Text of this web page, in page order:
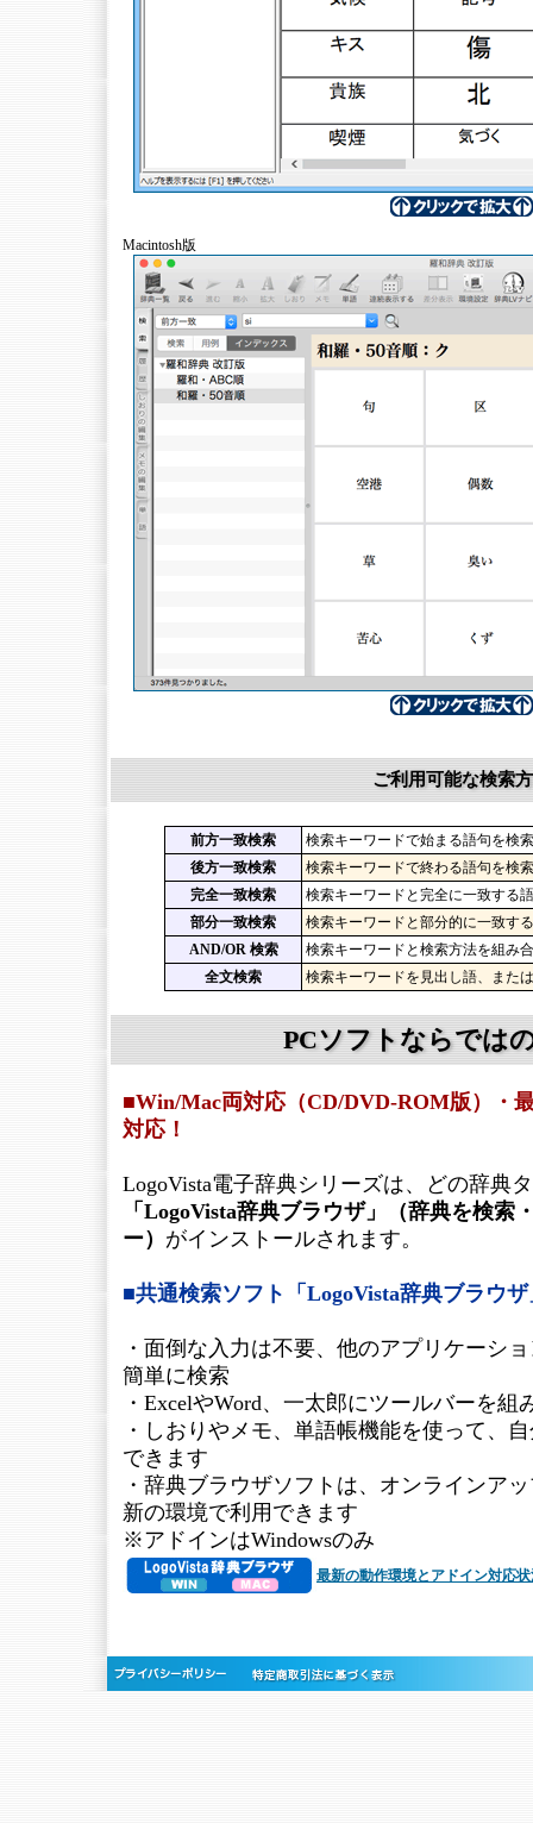
Macintosh版
ご利用可能な検索
前方一致検索
検索キーワードで始まる語句を検
後方一致検索
検索キーワードで終わる語句を検
完全一致検索
検索キーワードと完全に一致する
部分一致検索
検索キーワードと部分的に一致す
AND/OR 検索
検索キーワードと検索方法を組み
全文検索
検索キーワードを見出し語、また
PCソフトならでは
■Win/Mac両対応（CD/DVD-ROM版）・
対応！
LogoVista電子辞典シリーズは、どの辞典
「LogoVista辞典ブラウザ」（辞典を検索
ー） がインストールされます。
■共通検索ソフト「LogoVista辞典ブラウ
・面倒な入力は不要、他のアプリケーシ
簡単に検索
・ExcelやWord、一太郎にツールバーを組
・しおりやメモ、単語帳機能を使って、
できます
・辞典ブラウザソフトは、オンラインア
新の環境で利用できます
※アドインはWindowsのみ
最新の動作環境とアドイン対応